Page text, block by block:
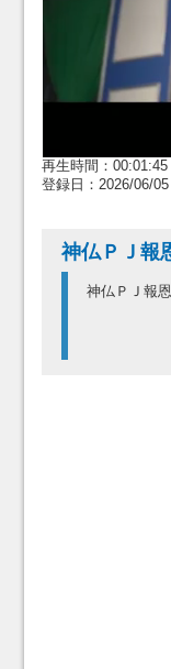
再生時間：
登録日：2026/06/05
神仏ＰＪ報
神仏ＰＪ報